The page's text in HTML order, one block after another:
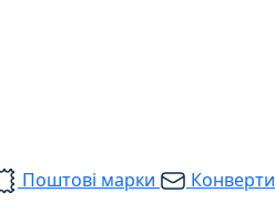
Поштові марки Конверти